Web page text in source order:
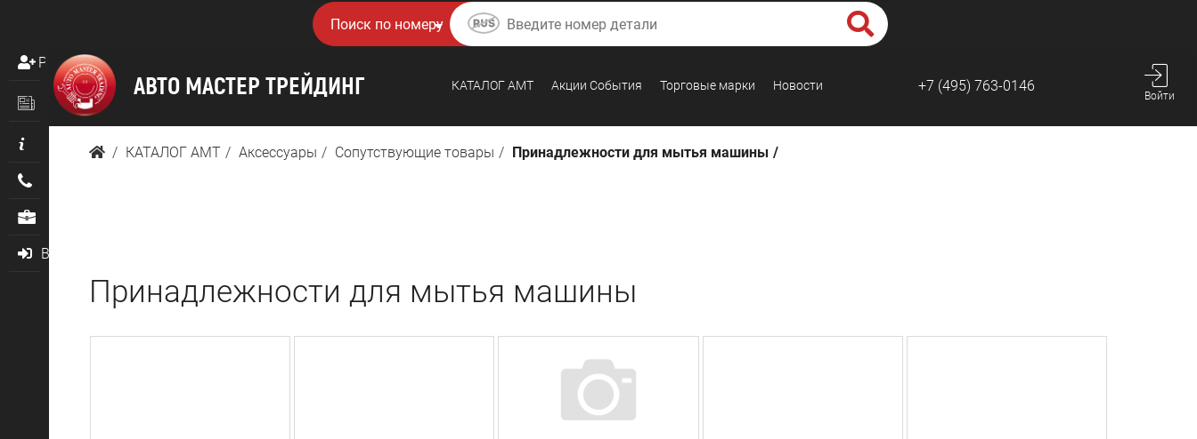
КАТАЛОГ AMТ Акции События Торговые марки Новости +7 (495) 763-0146
Войти
Регистрация
Новости
Информация
Войти
КАТАЛОГ AMТ Аксессуары Сопутствующие товары Принадлежности для мытья машины
Принадлежности для мытья машины